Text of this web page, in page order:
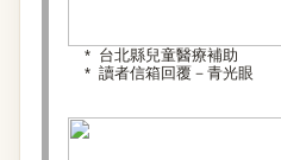
台北縣兒童醫療補助
讀者信箱回覆－青光眼